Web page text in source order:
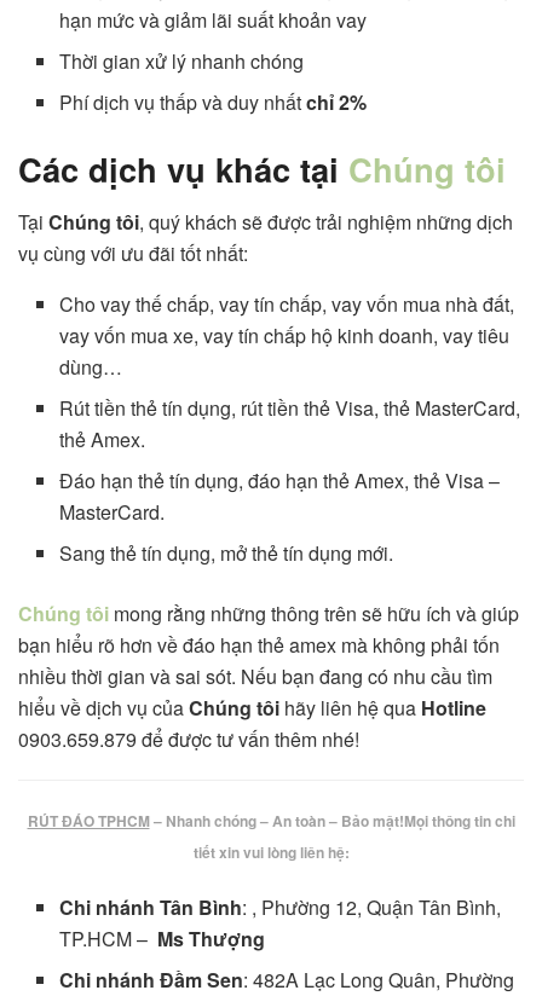
hạn mức và giảm lãi suất khoản vay
Thời gian xử lý nhanh chóng
Phí dịch vụ thấp và duy nhấtchỉ 2%
Các dịch vụ khác tại Chúng tôi
Tại Chúng tôi, quý khách sẽ được trải nghiệm những dịch
vụ cùng với ưu đãi tốt nhất:
Cho vay thế chấp, vay tín chấp, vay vốn mua nhà đất,
vay vốn mua xe, vay tín chấp hộ kinh doanh, vay tiêu
dùng…
Rút tiền thẻ tín dụng, rút tiền thẻ Visa, thẻ MasterCard,
thẻ Amex.
Đáo hạn thẻ tín dụng, đáo hạn thẻ Amex, thẻ Visa –
MasterCard.
Sang thẻ tín dụng, mở thẻ tín dụng mới.
Chúng tôi mong rằng những thông trên sẽ hữu ích và giúp
bạn hiểu rõ hơn về đáo hạn thẻ amex mà không phải tốn
nhiều thời gian và sai sót. Nếu bạn đang có nhu cầu tìm
hiểu về dịch vụ củaChúng tôi hãy liên hệ qua Hotline
0903.659.879 để được tư vấn thêm nhé!
RÚT ĐÁO TPHCM– Nhanh chóng – An toàn – Bảo mật!Mọi thông tin chi
tiết xin vui lòng liên hệ:
Chi nhánh Tân Bình: , Phường 12, Quận Tân Bình,
TP.HCM – Ms Thượng
Chi nhánh Đầm Sen: 482A Lạc Long Quân, Phường